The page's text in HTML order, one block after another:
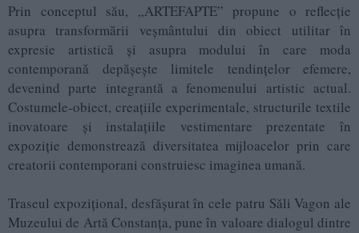
Prin conceptul său, „ARTEFAPTE” propune o reflecție
asupra transformării veșmântului din obiect utilitar în
expresie artistică și asupra modului în care moda
contemporană depășește limitele tendințelor efemere,
devenind parte integrantă a fenomenului artistic actual.
Costumele-obiect, creațiile experimentale, structurile textile
inovatoare și instalațiile vestimentare prezentate în
expoziție demonstrează diversitatea mijloacelor prin care
creatorii contemporani construiesc imaginea umană.
Traseul expozițional, desfășurat în cele patru Săli Vagon ale
Muzeului de Artă Constanța, pune în valoare dialogul dintre